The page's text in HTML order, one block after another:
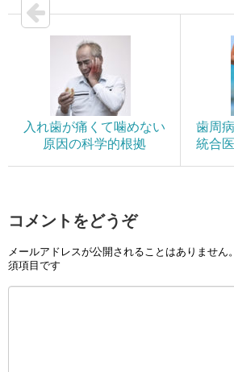
入れ歯が痛くて噛めない
原因の科学的根拠
歯周
統合
コメントをどうぞ
メールアドレスが公開されることはありません。
須項目です